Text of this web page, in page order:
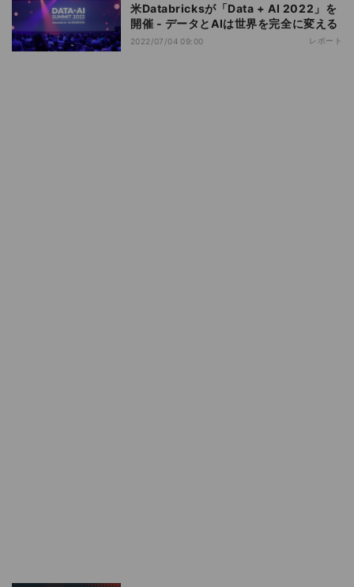
米Databricksが「Data + AI 2022」を
開催 - データとAIは世界を完全に変える
2022/07/04 09:00 レポート